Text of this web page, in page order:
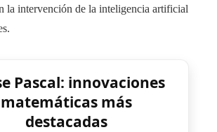
la intervención de la inteligencia artificial
Pascal: innovaciones
matemáticas más
destacadas